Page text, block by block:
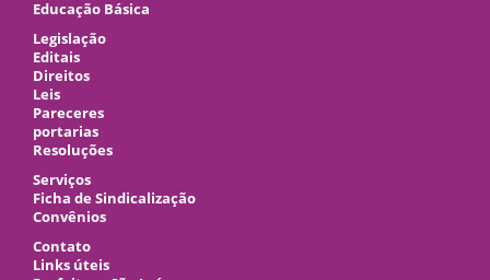
Educação Básica
Legislação
Editais
Direitos
Leis
Pareceres
portarias
Resoluções
Serviços
Ficha de Sindicalização
Convênios
Contato
Links úteis